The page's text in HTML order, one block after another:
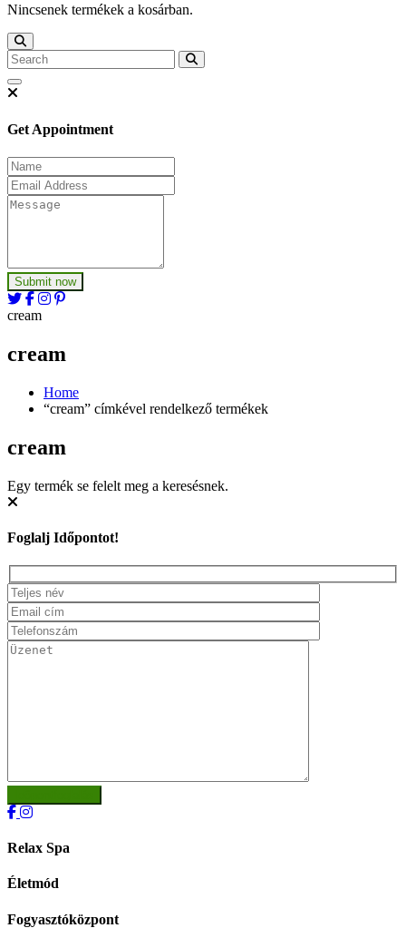
Nincsenek termékek a kosárban.
Get Appointment
Submit now
cream
cream
Home
“cream” címkével rendelkező termékek
cream
Egy termék se felelt meg a keresésnek.
Foglalj Időpontot!
Relax Spa
Életmód
Fogyasztóközpont